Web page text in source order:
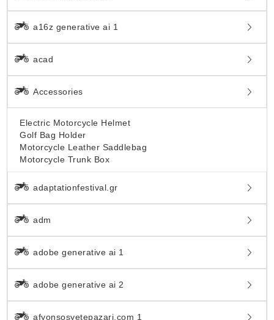
a16z generative ai 1
acad
Accessories
Electric Motorcycle Helmet
Golf Bag Holder
Motorcycle Leather Saddlebag
Motorcycle Trunk Box
adaptationfestival.gr
adm
adobe generative ai 1
adobe generative ai 2
afyonsosyetepazari.com 1